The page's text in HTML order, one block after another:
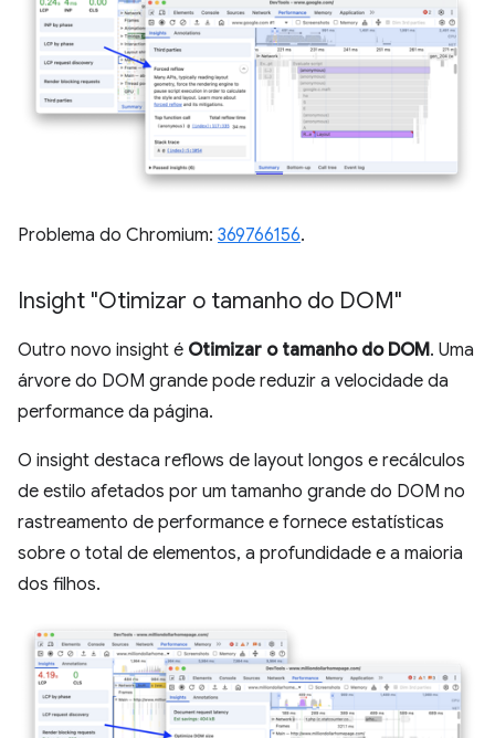
Problema do Chromium: 369766156.
Insight "Otimizar o tamanho do DOM"
Outro novo insight é Otimizar o tamanho do DOM. Uma
árvore do DOM grande pode reduzir a velocidade da
performance da página.
O insight destaca reflows de layout longos e recálculos
de estilo afetados por um tamanho grande do DOM no
rastreamento de performance e fornece estatísticas
sobre o total de elementos, a profundidade e a maioria
dos filhos.